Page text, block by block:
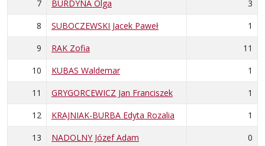
7 BURDYNA Olga
3
8
SUBOCZEWSKI Jacek Paweł
1
9
RAK Zofia
11
10
KUBAS Waldemar
1
11
GRYGORCEWICZ Jan Franciszek
1
12
KRAJNIAK-BURBA Edyta Rozalia
1
13
NADOLNY Józef Adam
0